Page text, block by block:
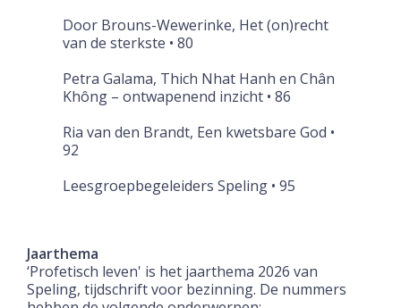
Door Brouns-Wewerinke, Het (on)recht
van de sterkste • 80
Petra Galama, Thich Nhat Hanh en Chân
Không – ontwapenend inzicht • 86
Ria van den Brandt, Een kwetsbare God •
92
Leesgroepbegeleiders Speling • 95
Jaarthema
‘Profetisch leven' is het jaarthema 2026 van
Speling, tijdschrift voor bezinning. De nummers